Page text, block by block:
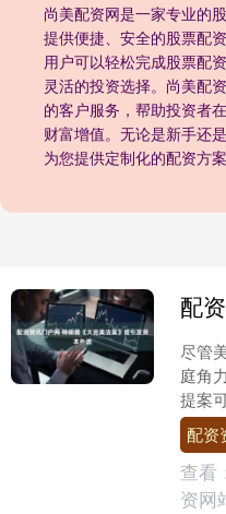
尚美配资网是一家专业的
提供便捷、安全的股票配
用户可以轻松完成股票配
灵活的投资选择。尚美配
的客户服务，帮助投资者
财富增值。无论是新手还
为您提供定制化的配资方
尽管
庭角
提案
器。
者的
配资
查看
资网